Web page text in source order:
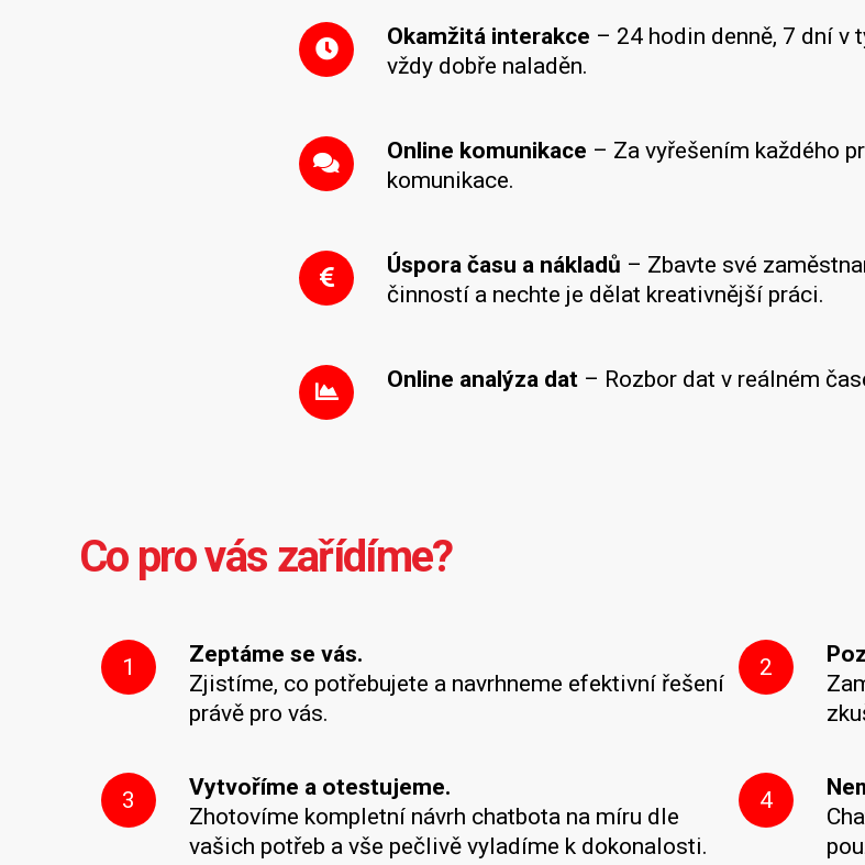
Okamžitá interakce – 24 hodin denně, 7 dní v
vždy dobře naladěn.
Online komunikace – Za vyřešením každého
komunikace.
Úspora času a nákladů – Zbavte své
činností a nechte je dělat kreativnější práci.
Online analýza dat – Rozbor dat v reálném
Co pro vás zařídíme?
1
Zeptáme se vás.
Zjistíme, co potřebujete a navrhneme efektivní řešení
právě pro vás.
2
3
Vytvoříme a otestujeme.
Zhotovíme kompletní návrh chatbota na míru dle
vašich potřeb a vše pečlivě vyladíme k dokonalosti.
4